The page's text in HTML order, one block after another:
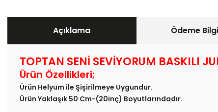
Açıklama Ödeme
TOPTAN SENİ SEVİYORUM BASKILI
Ürün Özellikleri;
Ürün Helyum ile Şişirilmeye Uygundur.
Ürün Yaklaşık 50 Cm-(20inç) Boyutlarındadır.